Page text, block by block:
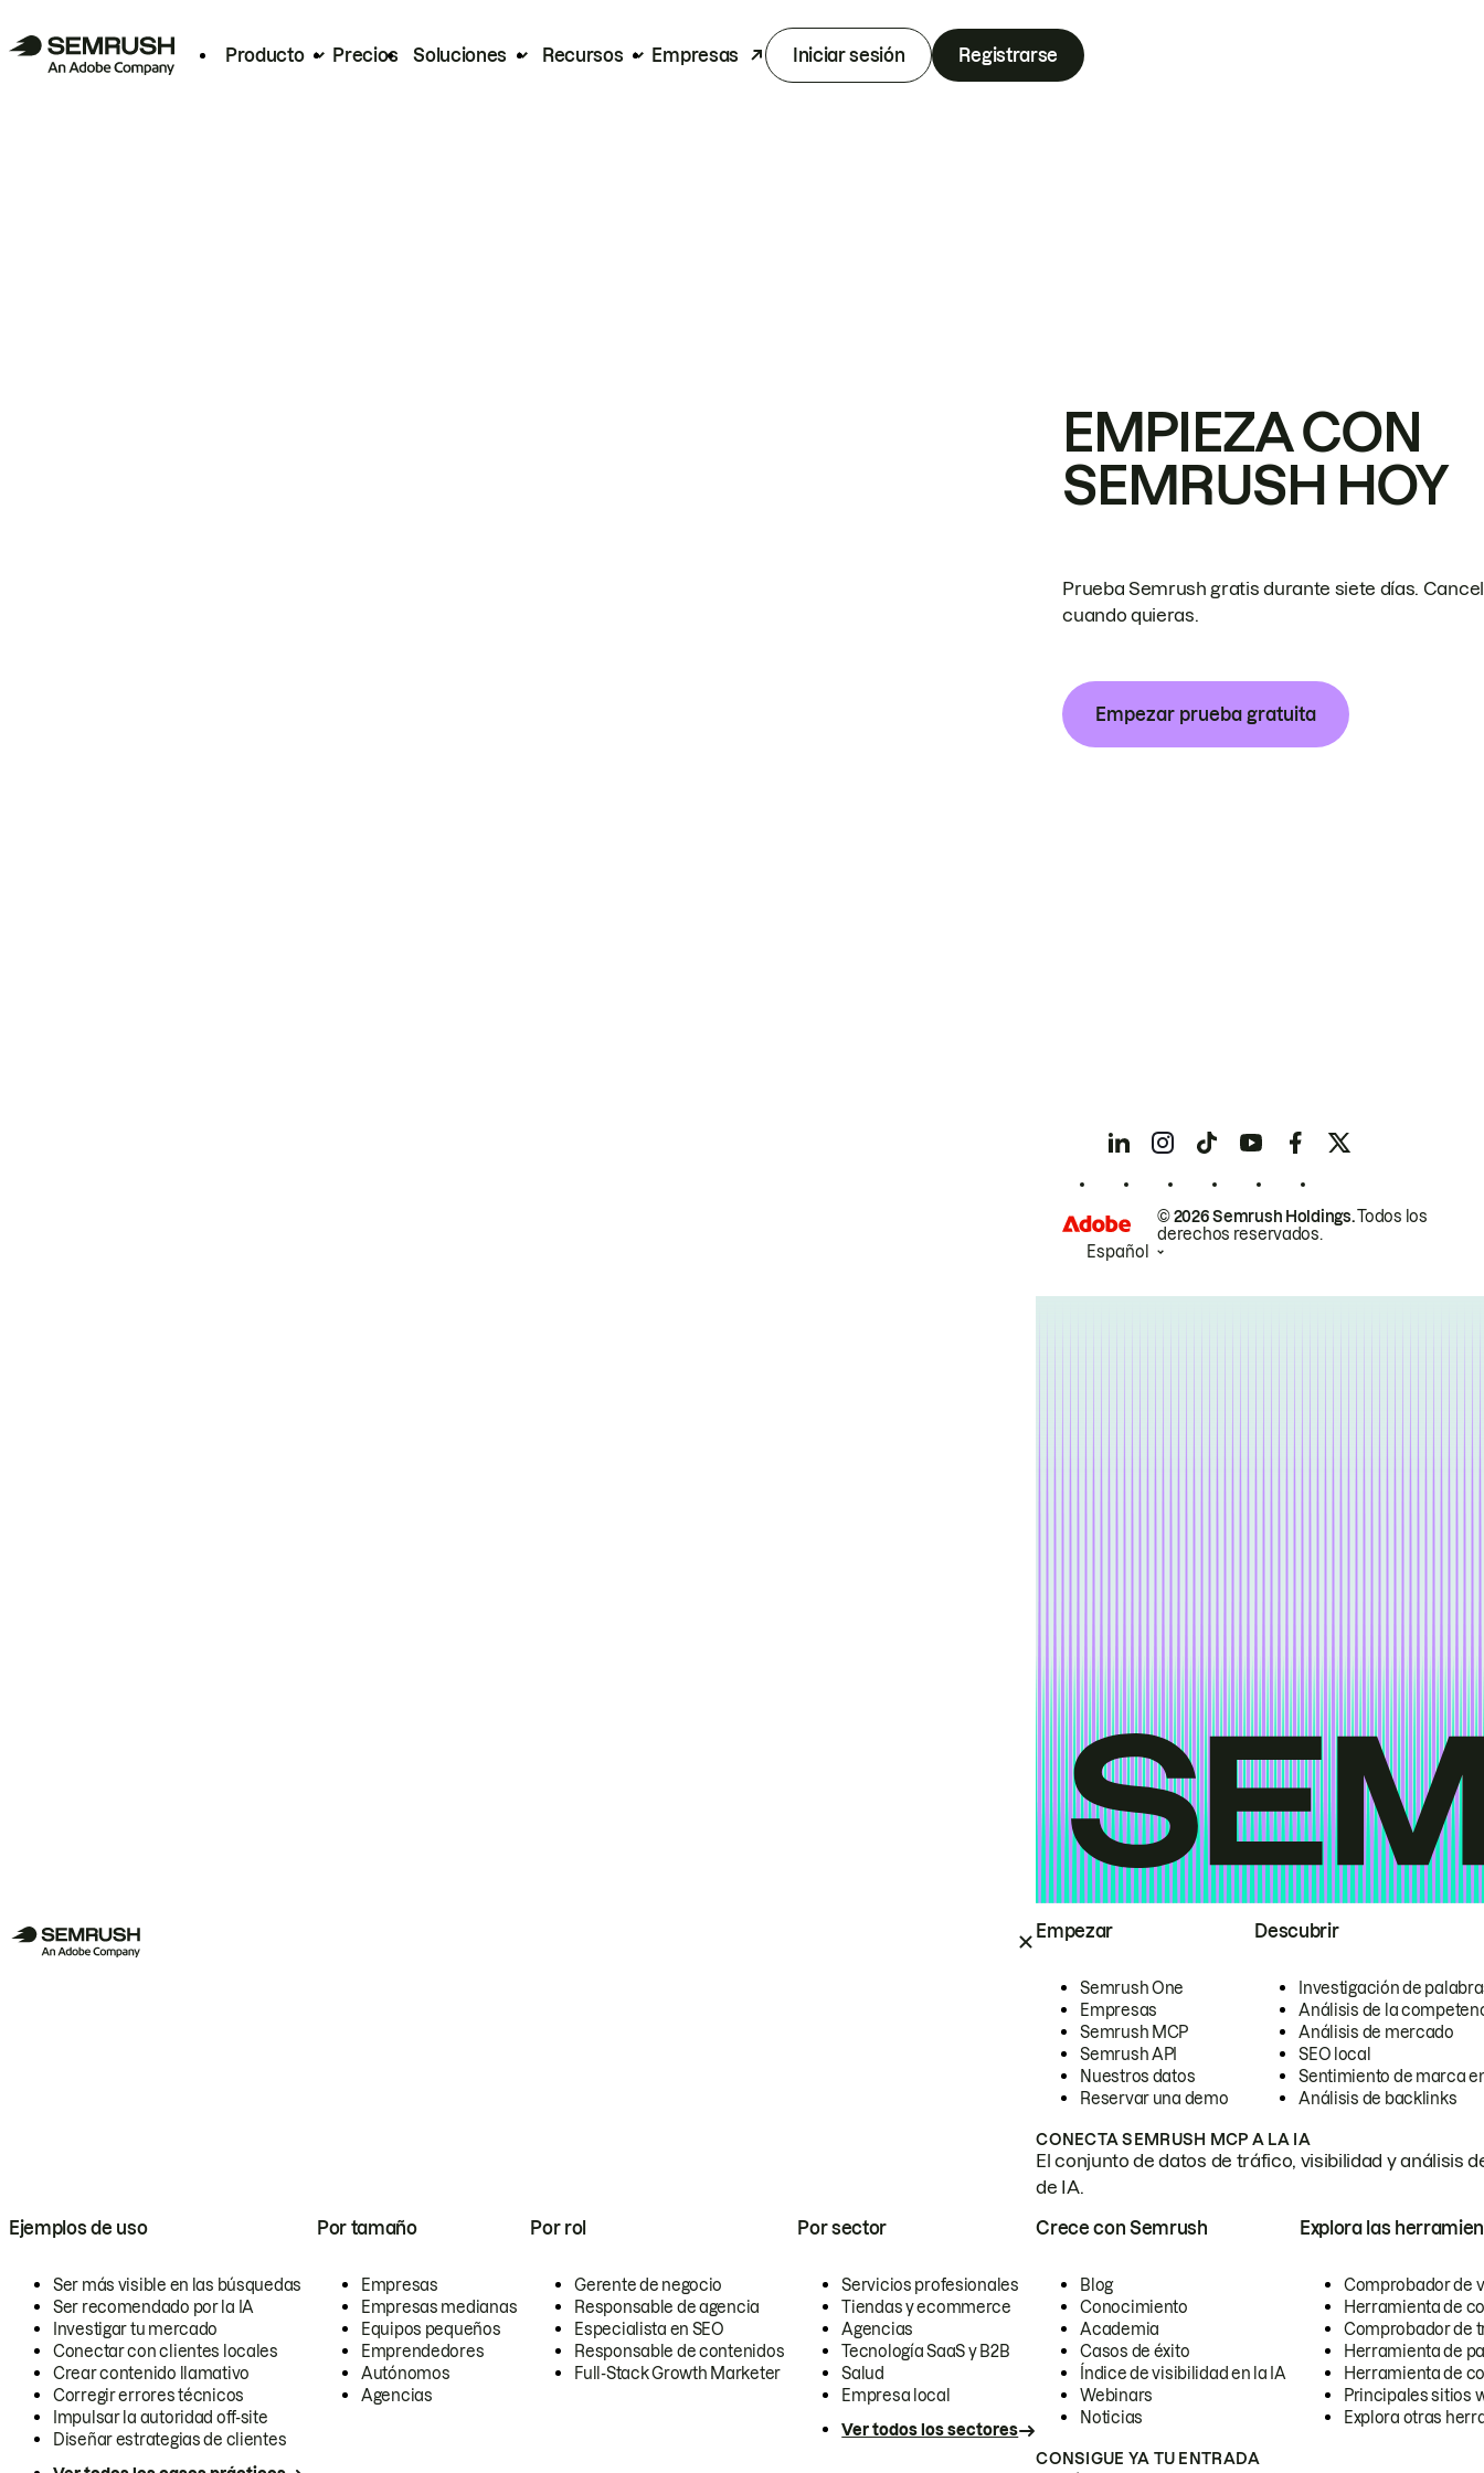
Producto Precios Soluciones Recursos Empresas Iniciar sesión Registrarse
Empezar
Semrush One
Empresas
Semrush MCP
Semrush API
Nuestros datos
Reservar una demo
Descubrir
Investigación de
Análisis de la
Análisis de mercado
SEO local
Sentimiento de marca
Análisis de backlinks
CONECTA SEMRUSH MCP A LA IA
El conjunto de datos de tráfico, visibilidad y análisis
de IA.
Ejemplos de uso
Ser más visible en las búsquedas
Ser recomendado por la IA
Investigar tu mercado
Conectar con clientes locales
Crear contenido llamativo
Corregir errores técnicos
Impulsar la autoridad off-site
Diseñar estrategias de clientes
Por tamaño
Empresas
Empresas medianas
Equipos pequeños
Emprendedores
Autónomos
Agencias
Por rol
Gerente de negocio
Responsable de agencia
Especialista en SEO
Responsable de contenidos
Full-Stack Growth Marketer
Por sector
Servicios profesionales
Tiendas y ecommerce
Agencias
Tecnología SaaS y B2B
Salud
Empresa local
Ver todos los sectores
Crece con Semrush
Blog
Conocimiento
Academia
Casos de éxito
Índice de visibilidad en la IA
Webinars
Noticias
Explora las
Comprobador de
Herramienta de
Comprobador de
Herramienta de
Herramienta de
Principales sitios
Explora otras
CONSIGUE YA TU ENTRADA
EMPIEZA CON
SEMRUSH HOY
Prueba Semrush gratis durante siete días.
cuando quieras.
Empezar prueba gratuita
© 2026 Semrush Holdings.Todos los
derechos reservados.
Español